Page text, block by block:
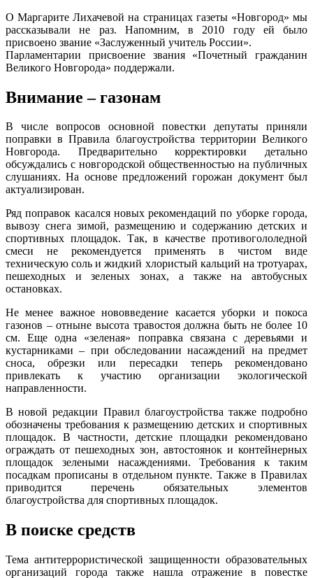
О Маргарите Лихачевой на страницах газеты «Новгород» мы
рассказывали не раз. Напомним, в 2010 году ей было
присвоено звание «Заслуженный учитель России».
Парламентарии присвоение звания «Почетный гражданин
Великого Новгорода» поддержали.
Внимание – газонам
В числе вопросов основной повестки депутаты приняли
поправки в Правила благоустройства территории Великого
Новгорода. Предварительно корректировки детально
обсуждались с новгородской общественностью на публичных
слушаниях. На основе предложений горожан документ был
актуализирован.
Ряд поправок касался новых рекомендаций по уборке города,
вывозу снега зимой, размещению и содержанию детских и
спортивных площадок. Так, в качестве противогололедной
смеси не рекомендуется применять в чистом виде
техническую соль и жидкий хлористый кальций на тротуарах,
пешеходных и зеленых зонах, а также на автобусных
остановках.
Не менее важное нововведение касается уборки и покоса
газонов – отныне высота травостоя должна быть не более 10
см. Еще одна «зеленая» поправка связана с деревьями и
кустарниками – при обследовании насаждений на предмет
сноса, обрезки или пересадки теперь рекомендовано
привлекать к участию организации экологической
направленности.
В новой редакции Правил благоустройства также подробно
обозначены требования к размещению детских и спортивных
площадок. В частности, детские площадки рекомендовано
ограждать от пешеходных зон, автостоянок и контейнерных
площадок зелеными насаждениями. Требования к таким
посадкам прописаны в отдельном пункте. Также в Правилах
приводится перечень обязательных элементов
благоустройства для спортивных площадок.
В поиске средств
Тема антитеррористической защищенности образовательных
организаций города также нашла отражение в повестке